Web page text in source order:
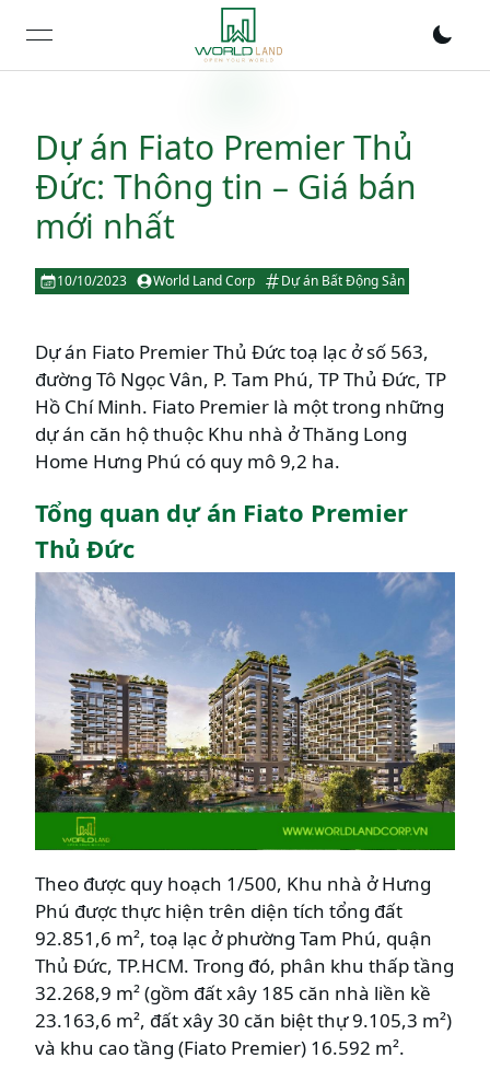
open navigation menu
Dự án Fiato Premier Thủ
Đức: Thông tin – Giá bán
mới nhất
10/10/2023 World Land Corp Dự án Bất Động Sản
Dự án Fiato Premier Thủ Đức toạ lạc ở số 563,
đường Tô Ngọc Vân, P. Tam Phú, TP Thủ Đức, TP
Hồ Chí Minh. Fiato Premier là một trong những
dự án căn hộ thuộc Khu nhà ở Thăng Long
Home Hưng Phú có quy mô 9,2 ha.
Tổng quan dự án Fiato Premier
Thủ Đức
Theo được quy hoạch 1/500, Khu nhà ở Hưng
Phú được thực hiện trên diện tích tổng đất
92.851,6 m², toạ lạc ở phường Tam Phú, quận
Thủ Đức, TP.HCM. Trong đó, phân khu thấp tầng
32.268,9 m² (gồm đất xây 185 căn nhà liền kề
23.163,6 m², đất xây 30 căn biệt thự 9.105,3 m²)
và khu cao tầng (Fiato Premier) 16.592 m².